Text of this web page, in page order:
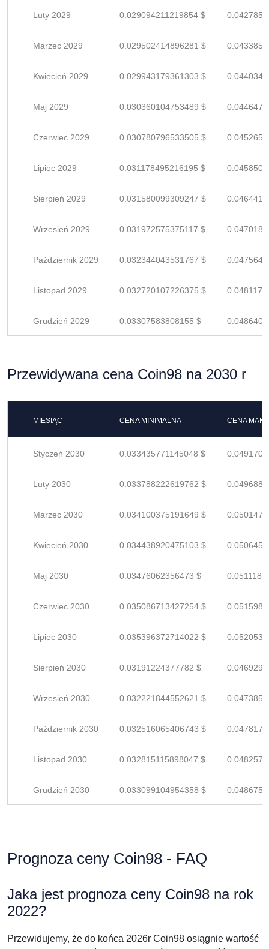
Luty 2029 0.029094211219854 $
Marzec 2029 0.029502414896281 $
Kwiecień 2029 0.029943179361303 $
Maj 2029 0.030360104753489 $
Czerwiec 2029 0.030780796533505 $
Lipiec 2029 0.031178495216195 $
Sierpień 2029 0.031580099309247 $
Wrzesień 2029 0.031972575375117 $
Październik 2029 0.032344043531767 $
Listopad 2029 0.032720107226375 $
Grudzień 2029 0.03307583808155 $
Przewidywana cena Coin98 na 2030 r
MIESIĄC CENA MINIMALNA CENA
Styczeń 2030 0.033435771145048 $
Luty 2030 0.033788222619762 $
Marzec 2030 0.034100375191649 $
Kwiecień 2030 0.034438920475103 $
Maj 2030 0.03476062356473 $
Czerwiec 2030 0.035086713427254 $
Lipiec 2030 0.035396372714022 $
Sierpień 2030 0.03191224377782 $
Wrzesień 2030 0.032221844552621 $
Październik 2030 0.032516065406743 $
Listopad 2030 0.032815115898047 $
Grudzień 2030 0.033099104954358 $
Prognoza ceny Coin98 - FAQ
Jaka jest prognoza ceny Coin98 na rok
2022?
Przewidujemy, że do końca 2026r Coin98 osiągnie wartość